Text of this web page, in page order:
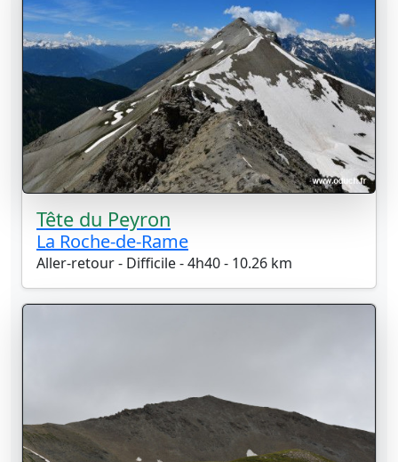
Tête du Peyron
La Roche-de-Rame
Aller-retour - Difficile - 4h40 - 10.26 km